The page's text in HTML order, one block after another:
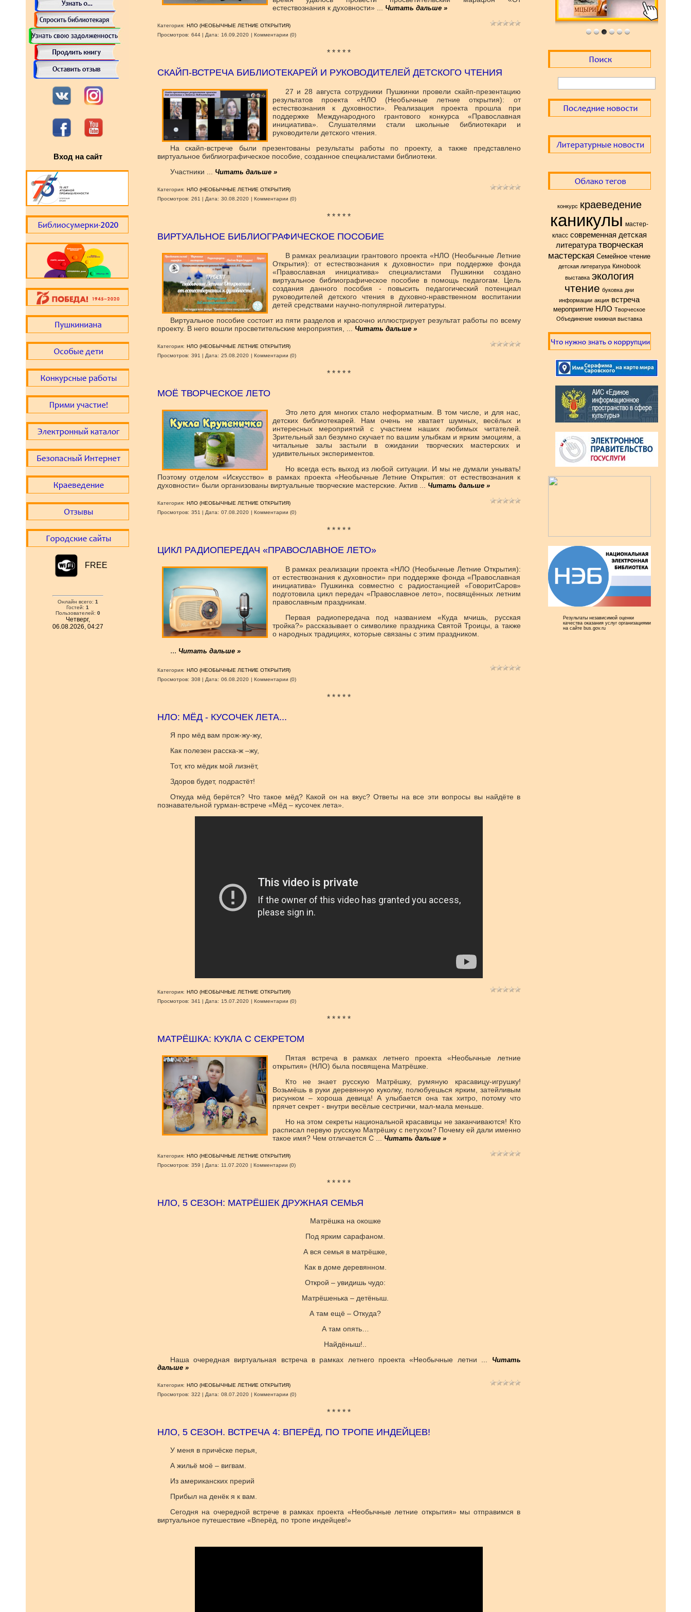
Вход на сайт
FREE
Онлайн всего: 1
Гостей: 1
Пользователей: 0
Четверг,
06.08.2026, 04:27
естествознания к духовности»
Читать дальше »
Категория: НЛО (НЕОБЫЧНЫЕ ЛЕТНИЕ ОТКРЫТИЯ)
Просмотров: 644| Дата: 16.09.2020 | Комментарии (0)
* * * * *
СКАЙП-ВСТРЕЧА БИБЛИОТЕКАРЕЙ И РУКОВОДИТЕЛЕЙ ДЕТСКОГО ЧТЕНИЯ
27 и 28 августа сотрудники Пушкинки провели скайп-презентацию
результатов проекта «НЛО (Необычные летние открытия): от
естествознания к духовности». Реализация проекта прошла при
поддержке Международного грантового конкурса «Православная
инициатива». Слушателями стали школьные библиотекари и
руководители детского чтения.
На скайп-встрече были презентованы результаты работы по проекту, а также представлено
виртуальное библиографическое пособие, созданное специалистами библиотеки.
Участники
Читать дальше »
Категория: НЛО (НЕОБЫЧНЫЕ ЛЕТНИЕ ОТКРЫТИЯ)
Просмотров: 261 | Дата: 30.08.2020 | Комментарии (0)
* * * * *
ВИРТУАЛЬНОЕ БИБЛИОГРАФИЧЕСКОЕ ПОСОБИЕ
В рамках реализации грантового проекта «НЛО (Необычные Летние
Открытия): от естествознания к духовности» при поддержке фонда
«Православная инициатива» специалистами Пушкинки создано
виртуальное библиографическое пособие в помощь педагогам. Цель
создания данного пособия - повысить педагогический потенциал
руководителей детского чтения в духовно-нравственном воспитании
детей средствами научно-популярной литературы.
Виртуальное пособие состоит из пяти разделов и красочно иллюстрирует результат работы по всему
проекту. В него вошли просветительские мероприятия,
Читать дальше »
Категория: НЛО (НЕОБЫЧНЫЕ ЛЕТНИЕ ОТКРЫТИЯ)
Просмотров: 391 | Дата: 25.08.2020 | Комментарии (0)
* * * * *
МОЁ ТВОРЧЕСКОЕ ЛЕТО
Это лето для многих стало неформатным. В том числе, и для нас,
детских библиотекарей. Нам очень не хватает шумных, весёлых и
интересных мероприятий с участием наших любимых читателей.
Зрительный зал безумно скучает по вашим улыбкам и ярким эмоциям, а
читальные залы застыли в ожидании творческих мастерских и
удивительных экспериментов.
Но всегда есть выход из любой ситуации. И мы не думали унывать!
Поэтому отделом «Искусство» в рамках проекта «Необычные Летние Открытия: от естествознания к
духовности» были организованы виртуальные творческие мастерские. Актив
Читать дальше »
Категория: НЛО (НЕОБЫЧНЫЕ ЛЕТНИЕ ОТКРЫТИЯ)
Просмотров: 351 | Дата: 07.08.2020 | Комментарии (0)
* * * * *
ЦИКЛ РАДИОПЕРЕДАЧ «ПРАВОСЛАВНОЕ ЛЕТО»
В рамках реализации проекта «НЛО (Необычные Летние Открытия):
от естествознания к духовности» при поддержке фонда «Православная
инициатива» Пушкинка совместно с радиостанцией «ГоворитСаров»
подготовила цикл передач «Православное лето», посвящённых летним
православным праздникам.
Первая радиопередача под названием «Куда мчишь, русская
тройка?» рассказывает о символике праздника Святой Троицы, а также
о народных традициях, которые связаны с этим праздником.
... Читать дальше »
Категория: НЛО (НЕОБЫЧНЫЕ ЛЕТНИЕ ОТКРЫТИЯ)
Просмотров: 308 | Дата: 06.08.2020 | Комментарии (0)
* * * * *
НЛО: МЁД - КУСОЧЕК ЛЕТА...
Я про мёд вам прож-жу-жу,
Как полезен расска-ж –жу,
Тот, кто мёдик мой лизнёт,
Здоров будет, подрастёт!
Откуда мёд берётся? Что такое мёд? Какой он на вкус? Ответы на все эти вопросы вы найдёте в
познавательной гурман-встрече «Мёд – кусочек лета».
Категория: НЛО (НЕОБЫЧНЫЕ ЛЕТНИЕ ОТКРЫТИЯ)
Просмотров: 341 | Дата: 15.07.2020 | Комментарии (0)
* * * * *
МАТРЁШКА: КУКЛА С СЕКРЕТОМ
Пятая встреча в рамках летнего проекта «Необычные летние
открытия» (НЛО) была посвящена Матрёшке.
Кто не знает русскую Матрёшку, румяную красавицу-игрушку!
Возьмёшь в руки деревянную куколку, полюбуешься ярким, затейливым
рисунком – хороша девица! А улыбается она так хитро, потому что
прячет секрет - внутри весёлые сестрички, мал-мала меньше.
Но на этом секреты национальной красавицы не заканчиваются! Кто
расписал первую русскую Матрёшку с петухом? Почему ей дали именно
такое имя? Чем отличается С
Читать дальше »
Категория: НЛО (НЕОБЫЧНЫЕ ЛЕТНИЕ ОТКРЫТИЯ)
Просмотров: 359 | Дата: 11.07.2020 | Комментарии (0)
* * * * *
НЛО, 5 СЕЗОН: МАТРЁШЕК ДРУЖНАЯ СЕМЬЯ
Матрёшка на окошке
Под ярким сарафаном.
А вся семья в матрёшке,
Как в доме деревянном.
Открой – увидишь чудо:
Матрёшенька – детёныш.
А там ещё – Откуда?
А там опять…
Найдёныш!..
Наша очередная виртуальная встреча в рамках летнего проекта «Необычные летни
Читать
дальше »
Категория: НЛО (НЕОБЫЧНЫЕ ЛЕТНИЕ ОТКРЫТИЯ)
Просмотров: 322 | Дата: 08.07.2020 | Комментарии (0)
* * * * *
НЛО, 5 СЕЗОН. ВСТРЕЧА 4: ВПЕРЁД, ПО ТРОПЕ ИНДЕЙЦЕВ!
У меня в причёске перья,
А жильё моё – вигвам.
Из американских прерий
Прибыл на денёк я к вам.
Сегодня на очередной встрече в рамках проекта «Необычные летние открытия» мы отправимся в
виртуальное путешествие «Вперёд, по тропе индейцев!»
конкурс краеведение
каникулы мастер-
класс современная детская
литература творческая
мастерская Семейное чтение
детская литература Киноbook
выставка экология
чтение буковка дни
информации акция встреча
мероприятие НЛО Творческое
Объединение книжная выставка
Результаты независимой оценки
качества оказания услуг организациями
на сайте bus.gov.ru